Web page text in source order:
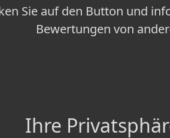
Sie auf den Button und
Bewertungen von
Ihre